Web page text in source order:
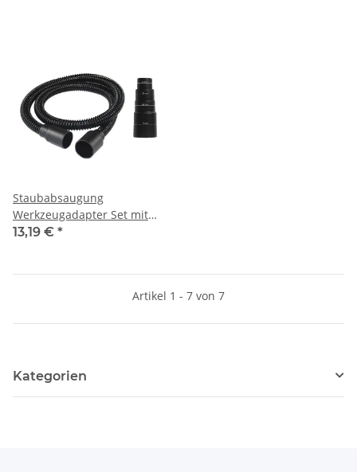
Staubabsaugung
Werkzeugadapter Set mit
Schlauch, passend für Aldi
13,19 € *
Artikel 1 - 7 von 7
Kategorien